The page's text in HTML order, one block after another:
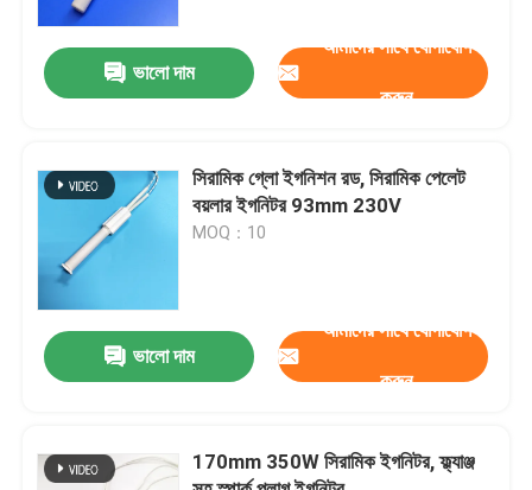
ভিআর শো
আমাদের সম্পর্কে
কারখানা ভ্রমণ
মান নিয়ন্ত্রণ
যোগাযোগ করুন
উদ্ধৃতির জন্য আবেদন
ভালো দাম
আমাদের সাথে যোগাযোগ
করুন
সিরামিক গ্লো ইগনিশন রড, সিরামিক পেলেট
বয়লার ইগনিটর 93mm 230V
MOQ：10
ভালো দাম
আমাদের সাথে যোগাযোগ
করুন
170mm 350W সিরামিক ইগনিটর, ফ্ল্যাঞ্জ